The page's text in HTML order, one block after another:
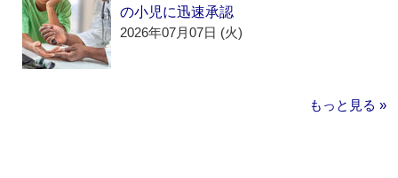
の小児に迅速承認
2026年07月07日 (火)
もっと見る »